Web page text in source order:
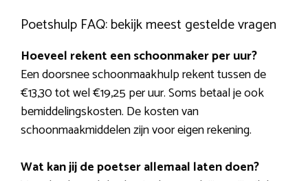
Poetshulp FAQ: bekijk meest gestelde vragen
Hoeveel rekent een schoonmaker per uur?
Een doorsnee schoonmaakhulp rekent tussen de
€13,30 tot wel €19,25 per uur. Soms betaal je ook
bemiddelingskosten. De kosten van
schoonmaakmiddelen zijn voor eigen rekening.
Wat kan jij de poetser allemaal laten doen?